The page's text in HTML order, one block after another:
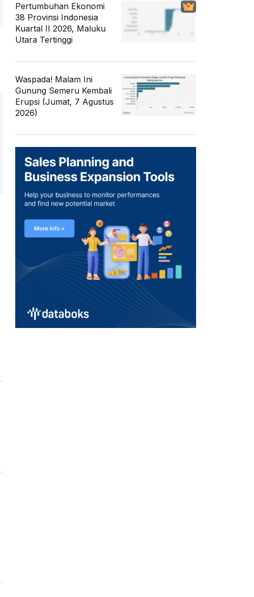
Pertumbuhan Ekonomi
38 Provinsi Indonesia
Kuartal II 2026, Maluku
Utara Tertinggi
Waspada! Malam Ini
Gunung Semeru Kembali
Erupsi (Jumat, 7 Agustus
2026)